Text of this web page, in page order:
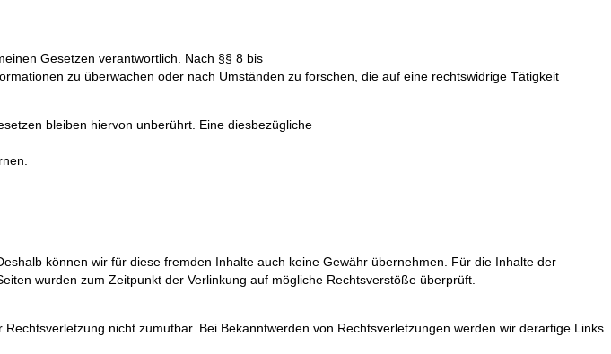
Gesetzen verantwortlich. Nach §§ 8 bis
zu überwachen oder nach Umständen zu forschen, die auf eine rechtswidrige Tätigkeit
bleiben hiervon unberührt. Eine diesbezügliche
können wir für diese fremden Inhalte auch keine Gewähr übernehmen. Für die Inhalte der
wurden zum Zeitpunkt der Verlinkung auf mögliche Rechtsverstöße überprüft.
nicht zumutbar. Bei Bekanntwerden von Rechtsverletzungen werden wir derartige Links